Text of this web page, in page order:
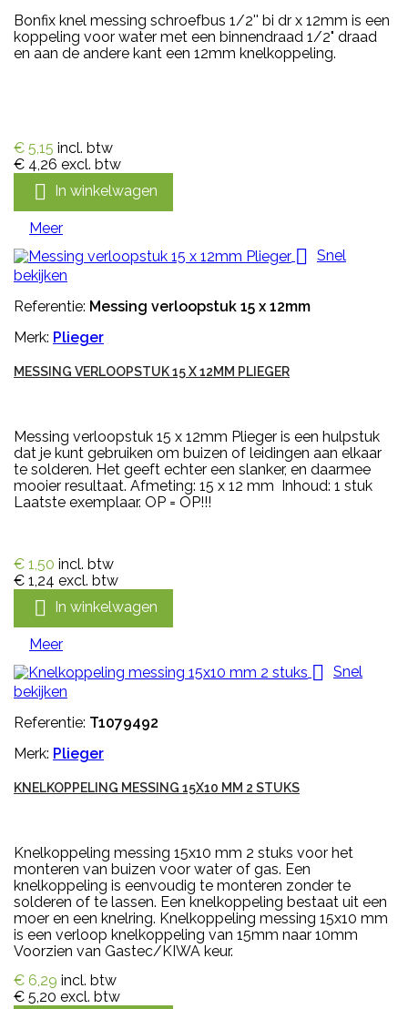
Bonfix knel messing schroefbus 1/2'' bi dr x 12mm is een
koppeling voor water met een binnendraad 1/2" draad
en aan de andere kant een 12mm knelkoppeling.
€ 5,15 incl. btw
€ 4,26 excl. btw
 In winkelwagen
Meer
 Snel
bekijken
Referentie: Messing verloopstuk 15 x 12mm
Merk: Plieger
MESSING VERLOOPSTUK 15 X 12MM PLIEGER
Messing verloopstuk 15 x 12mm Plieger is een hulpstuk
dat je kunt gebruiken om buizen of leidingen aan elkaar
te solderen. Het geeft echter een slanker, en daarmee
mooier resultaat. Afmeting: 15 x 12 mm Inhoud: 1 stuk
Laatste exemplaar. OP = OP!!!
€ 1,50 incl. btw
€ 1,24 excl. btw
 In winkelwagen
Meer
 Snel
bekijken
Referentie: T1079492
Merk: Plieger
KNELKOPPELING MESSING 15X10 MM 2 STUKS
Knelkoppeling messing 15x10 mm 2 stuks voor het
monteren van buizen voor water of gas. Een
knelkoppeling is eenvoudig te monteren zonder te
solderen of te lassen. Een knelkoppeling bestaat uit een
moer en een knelring. Knelkoppeling messing 15x10 mm
is een verloop knelkoppeling van 15mm naar 10mm
Voorzien van Gastec/KIWA keur.
€ 6,29 incl. btw
€ 5,20 excl. btw